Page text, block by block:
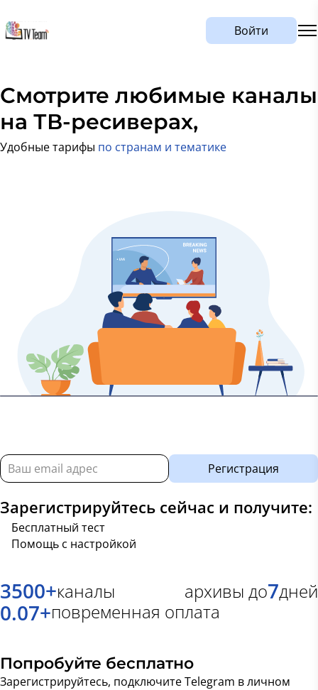
Войти
Смотрите любимые каналы
на
мобильных,
Удобные тарифы по странам и тематике
Регистрация
Зарегистрируйтесь сейчас и получите:
Бесплатный тест
Помощь с настройкой
3500+каналы архивы до7дней
0.07+повременная оплата
Попробуйте бесплатно
Зарегистрируйтесь, подключите Telegram в личном